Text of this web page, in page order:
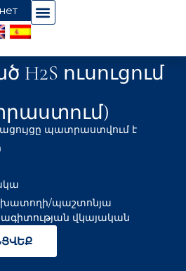
H2S ուսուցում
պատրաստվում է
պաշտոնյա
վկայական